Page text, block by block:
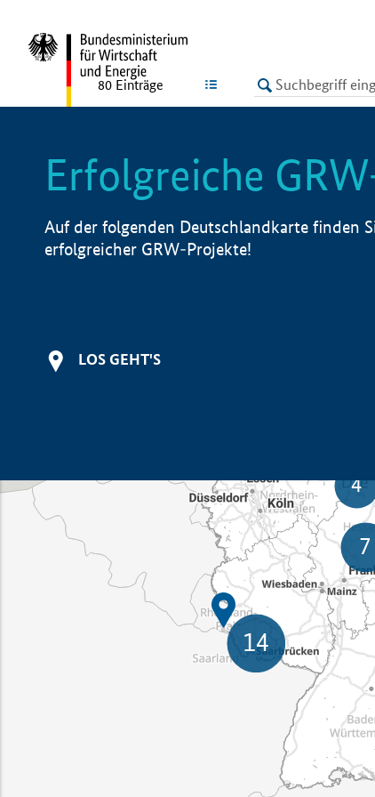
LISTE
80 Einträge
Erfolgreiche
Auf der folgenden Deutschlandkarte finden
erfolgreicher GRW-Projekte!
LOS GEHT'S